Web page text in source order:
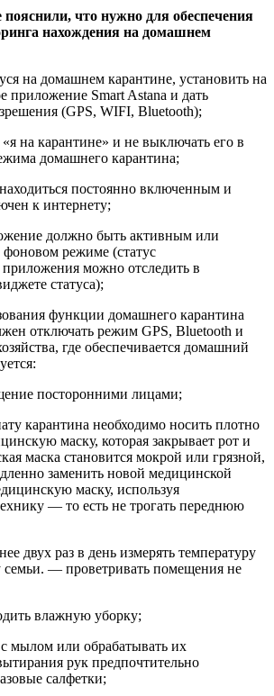
что нужно для обеспечения
нахождения на домашнем
на домашнем карантине, установить на
приложение Smart Astana и дать
(GPS, WIFI, Bluetooth);
на карантине» и не выключать его в
домашнего карантина;
постоянно включенным и
к интернету;
должно быть активным или
режиме (статус
можно отследить в
статуса);
функции домашнего карантина
отключать режим GPS, Bluetooth и
где обеспечивается домашний
посторонними лицами;
карантина необходимо носить плотно
маску, которая закрывает рот и
маска становится мокрой или грязной,
заменить новой медицинской
маску, используя
— то есть не трогать переднюю
двух раз в день измерять температуру
семьи. — проветривать помещения не
влажную уборку;
мылом или обрабатывать их
рук предпочтительно
салфетки;